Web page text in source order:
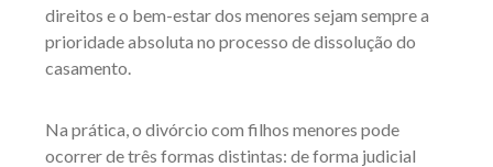
direitos e o bem-estar dos menores sejam sempre a
prioridade absoluta no processo de dissolução do
casamento.
Na prática, o divórcio com filhos menores pode
ocorrer de três formas distintas: de forma judicial